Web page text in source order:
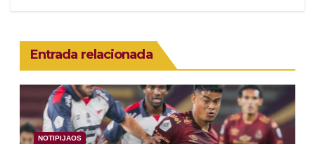
Entrada relacionada
NOTIPIJAOS